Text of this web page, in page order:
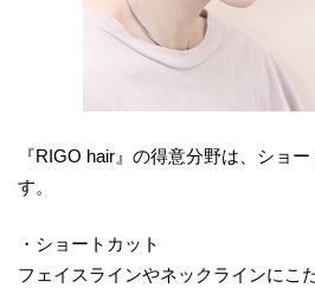
『RIGO hair』の得意分野は、ショ
す。
・ショートカット
フェイスラインやネックラインにこ